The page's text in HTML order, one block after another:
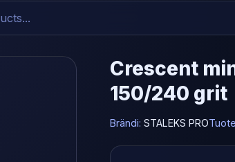
Crescent
150/240 grit
Brändi: STALEKS PRO